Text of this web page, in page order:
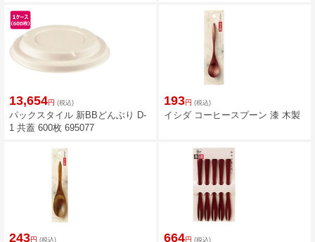
13,654円 (税込)
パックスタイル 新BBどんぶり D-
1 共蓋 600枚 695077
193円 (税込)
イシダ コーヒースプーン 漆 木製
243円 (税込) 664円 (税込)